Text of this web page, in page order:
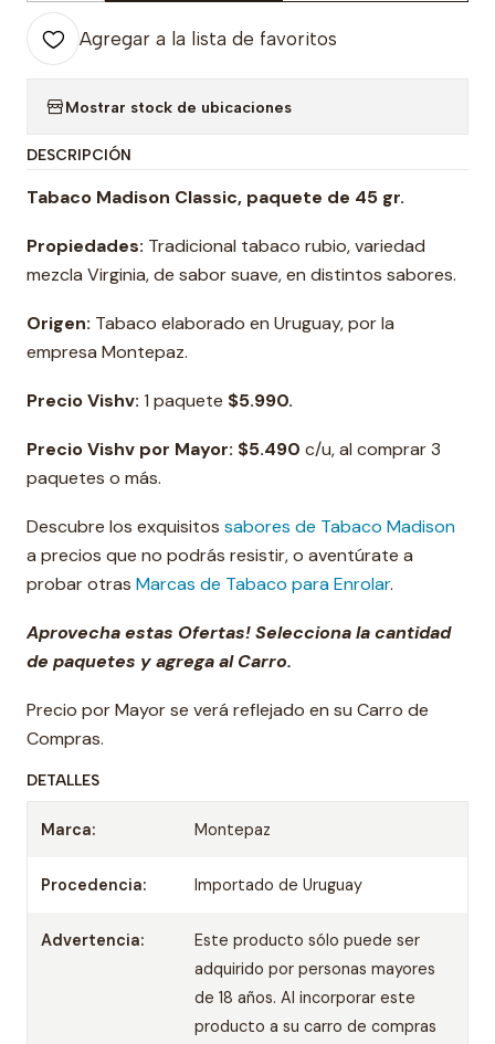
Agregar a la lista de favoritos
Mostrar stock de ubicaciones
DESCRIPCIÓN
Tabaco Madison Classic, paquete de 45 gr.
Propiedades: Tradicional tabaco rubio, variedad
mezcla Virginia, de sabor suave, en distintos sabores.
Origen: Tabaco elaborado en Uruguay, por la
empresa Montepaz.
Precio Vishv: 1 paquete $5.990.
Precio Vishv por Mayor: $5.490 c/u, al comprar 3
paquetes o más.
Descubre los exquisitos sabores de Tabaco Madison
a precios que no podrás resistir, o aventúrate a
probar otras Marcas de Tabaco para Enrolar.
Aprovecha estas Ofertas! Selecciona la cantidad
de paquetes y agrega al Carro.
Precio por Mayor se verá reflejado en su Carro de
Compras.
DETALLES
Marca: Montepaz
Procedencia: Importado de Uruguay
Advertencia:
Este producto sólo puede ser
adquirido por personas mayores
de 18 años. Al incorporar este
producto a su carro de compras